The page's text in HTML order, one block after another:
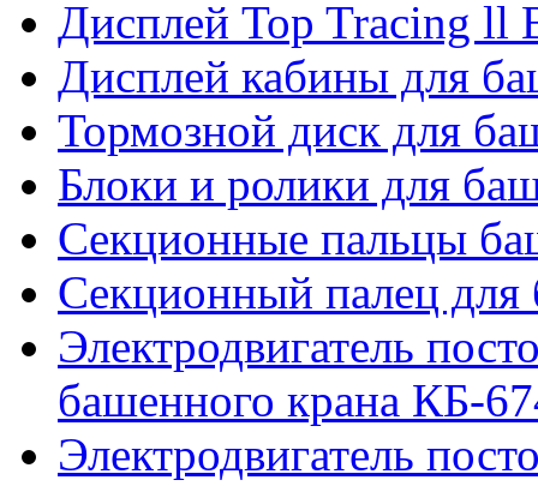
Дисплей Top Tracing ll
Дисплей кабины для
Тормозной диск для
Блоки и ролики для
Секционные пальцы
Секционный палец
Электродвигатель
башенного крана КБ-
Электродвигатель